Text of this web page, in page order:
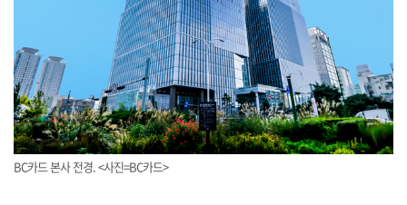
BC카드 본사 전경. <사진=BC카드>